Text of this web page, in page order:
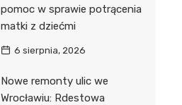
pomoc w sprawie potrącenia
matki z dziećmi
6 sierpnia, 2026
Nowe remonty ulic we
Wrocławiu: Rdestowa